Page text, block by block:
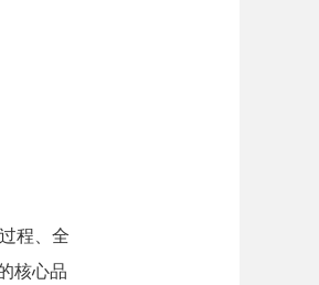
程、全
核心品